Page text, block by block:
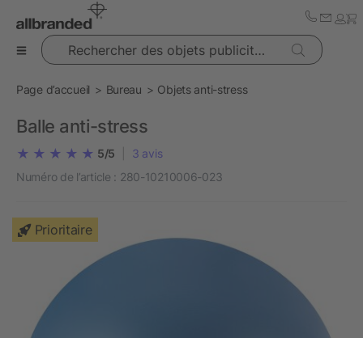
Rechercher des objets publicitaires
Page d’accueil Bureau Objets anti-stress
Balle anti-stress
5/5 3 avis
Numéro de l’article : 280-10210006-023
Prioritaire